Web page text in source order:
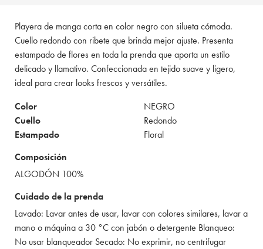
Playera de manga corta en color negro con silueta cómoda.
Cuello redondo con ribete que brinda mejor ajuste. Presenta
estampado de flores en toda la prenda que aporta un estilo
delicado y llamativo. Confeccionada en tejido suave y ligero,
ideal para crear looks frescos y versátiles.
Color
NEGRO
Cuello
Redondo
Estampado
Floral
Composición
ALGODÓN 100%
Cuidado de la prenda
Lavado: Lavar antes de usar, lavar con colores similares, lavar a
mano o máquina a 30 °C con jabón o detergente Blanqueo:
No usar blanqueador Secado: No exprimir, no centrifugar